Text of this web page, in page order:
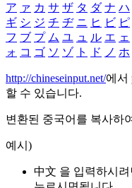
ア ァ カ サ ザ タ ダ ナ ハ
ギ シ ジ チ ヂ ニ ヒ ビ ピ
フ ブ プ ム ユ ュ ル エ ェ
ォ コ ゴ ソ ゾ ト ド ノ ホ
http://chineseinput.net/에서
할 수 있습니다.
변환된 중국어를 복사하
예시)
中文 을 입력하시려